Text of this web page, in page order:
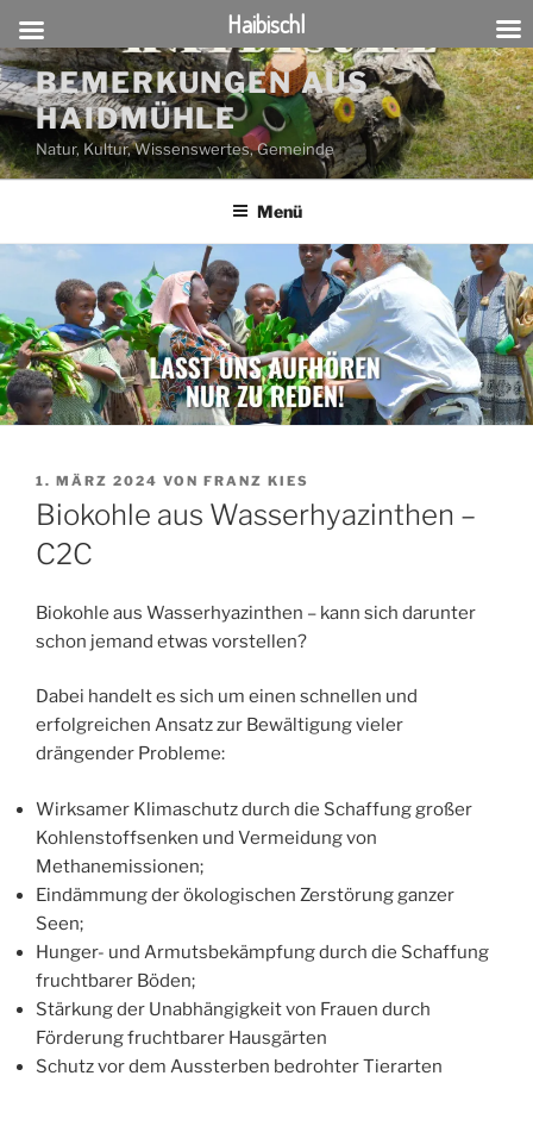
Zum
Inhalt
springen
BEMERKUNGEN AUS
HAIDMÜHLE
Natur, Kultur, Wissenswertes, Gemeinde
Menü
VERÖFFENTLICHT
AM
1. MÄRZ 2024 VON FRANZ KIES
Biokohle aus Wasserhyazinthen –
C2C
Biokohle aus Wasserhyazinthen – kann sich darunter
schon jemand etwas vorstellen?
Dabei handelt es sich um einen schnellen und
erfolgreichen Ansatz zur Bewältigung vieler
drängender Probleme:
Wirksamer Klimaschutz durch die Schaffung großer
Kohlenstoffsenken und Vermeidung von
Methanemissionen;
Eindämmung der ökologischen Zerstörung ganzer
Seen;
Hunger- und Armutsbekämpfung durch die Schaffung
fruchtbarer Böden;
Stärkung der Unabhängigkeit von Frauen durch
Förderung fruchtbarer Hausgärten
Schutz vor dem Aussterben bedrohter Tierarten
Haibischl